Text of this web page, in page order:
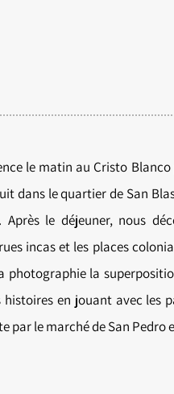
le matin au Cristo
dans le quartier de San
le déjeuner, nous
incas et les places
la
en jouant avec les
par le marché de San Pedro